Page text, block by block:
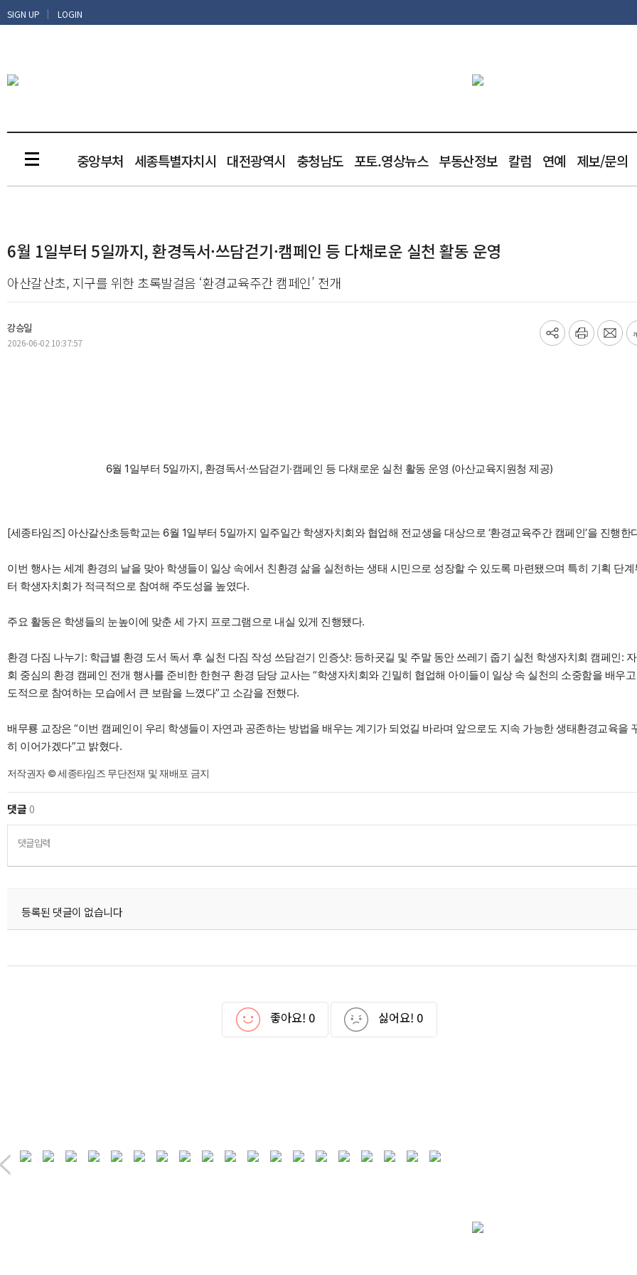
SIGN UP | LOGIN
중앙부처 세종특별자치시 대전광역시 충청남도 포토.영상뉴스 부동산정보 칼럼 연예 제보/문의
6월 1일부터 5일까지, 환경독서·쓰담걷기·캠페인 등 다채로운 실천 활동 운영
아산갈산초, 지구를 위한 초록발걸음 ‘환경교육주간 캠페인’ 전개
강승일
2026-06-02 10:37:57
기
프
메
6월 1일부터 5일까지, 환경독서·쓰담걷기·캠페인 등 다채로운 실천 활동 운영 (아산교육지원청 제공)
[세종타임즈] 아산갈산초등학교는 6월 1일부터 5일까지 일주일간 학생자치회와 협업해 전교생을 대상으로 ‘환경교육주간 캠페인’을 진행한
이번 행사는 세계 환경의 날을 맞아 학생들이 일상 속에서 친환경 삶을 실천하는 생태 시민으로 성장할 수 있도록 마련됐으며 특히 기획 단계
터 학생자치회가 적극적으로 참여해 주도성을 높였다.
주요 활동은 학생들의 눈높이에 맞춘 세 가지 프로그램으로 내실 있게 진행됐다.
환경 다짐 나누기: 학급별 환경 도서 독서 후 실천 다짐 작성 쓰담걷기 인증샷: 등하굣길 및 주말 동안 쓰레기 줍기 실천 학생자치회 캠페인:
회 중심의 환경 캠페인 전개 행사를 준비한 한현구 환경 담당 교사는 “학생자치회와 긴밀히 협업해 아이들이 일상 속 실천의 소중함을 배우
도적으로 참여하는 모습에서 큰 보람을 느꼈다”고 소감을 전했다.
배무룡 교장은 “이번 캠페인이 우리 학생들이 자연과 공존하는 방법을 배우는 계기가 되었길 바라며 앞으로도 지속 가능한 생태환경교육을
히 이어가겠다”고 밝혔다.
저작권자 © 세종타임즈 무단전재 및 재배포 금지
댓글0
댓글입력
등록된 댓글이 없습니다
좋아요! 0 싫어요! 0